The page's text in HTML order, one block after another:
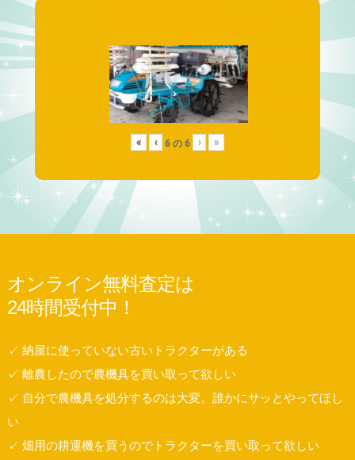
« ‹ 6の 6 › »
オンライン無料査定は
24時間受付中！
✓ 納屋に使っていない古いトラクターがある
✓ 離農したので農機具を買い取って欲しい
✓ 自分で農機具を処分するのは大変。誰かにサッとやってほし
い
✓ 畑用の耕運機を買うのでトラクターを買い取って欲しい